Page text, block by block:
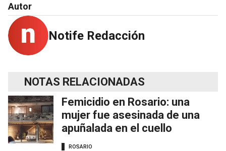
Autor
Notife Redacción
NOTAS RELACIONADAS
Femicidio en Rosario: una
mujer fue asesinada de una
apuñalada en el cuello
ROSARIO